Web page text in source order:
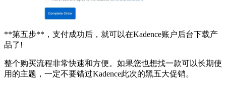
**第五步**，支付成功后，就可以在Kadence账户后台下载产
品了!
整个购买流程非常快速和方便。如果您也想找一款可以长期使
用的主题，一定不要错过Kadence此次的黑五大促销。